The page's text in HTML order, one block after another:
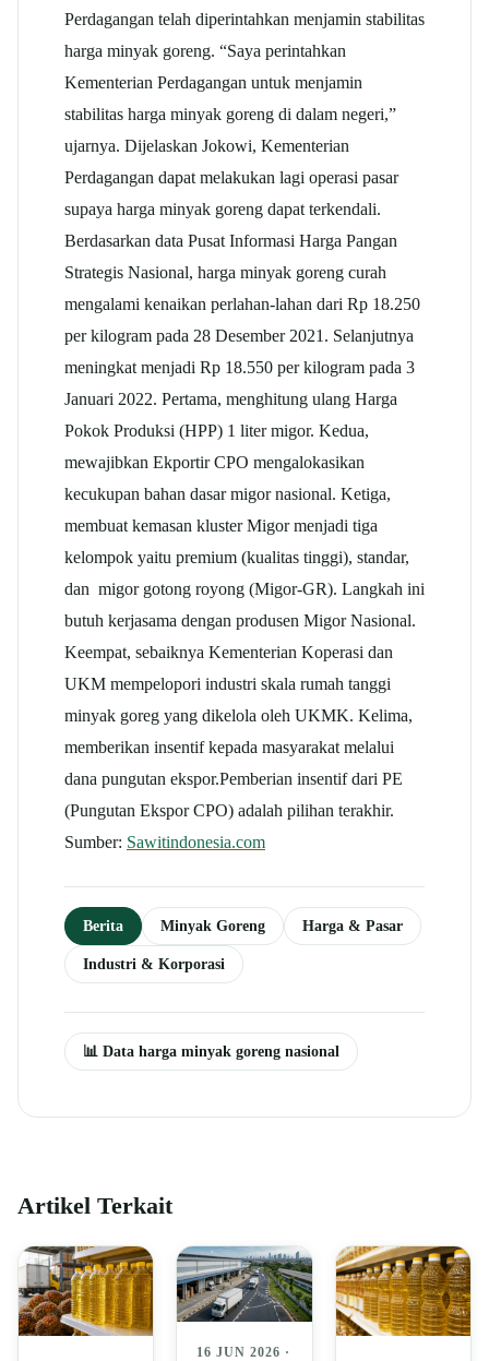
Perdagangan telah diperintahkan menjamin stabilitas
harga minyak goreng. “Saya perintahkan
Kementerian Perdagangan untuk menjamin
stabilitas harga minyak goreng di dalam negeri,”
ujarnya. Dijelaskan Jokowi, Kementerian
Perdagangan dapat melakukan lagi operasi pasar
supaya harga minyak goreng dapat terkendali.
Berdasarkan data Pusat Informasi Harga Pangan
Strategis Nasional, harga minyak goreng curah
mengalami kenaikan perlahan-lahan dari Rp 18.250
per kilogram pada 28 Desember 2021. Selanjutnya
meningkat menjadi Rp 18.550 per kilogram pada 3
Januari 2022. Pertama, menghitung ulang Harga
Pokok Produksi (HPP) 1 liter migor. Kedua,
mewajibkan Ekportir CPO mengalokasikan
kecukupan bahan dasar migor nasional. Ketiga,
membuat kemasan kluster Migor menjadi tiga
kelompok yaitu premium (kualitas tinggi), standar,
dan migor gotong royong (Migor-GR). Langkah ini
butuh kerjasama dengan produsen Migor Nasional.
Keempat, sebaiknya Kementerian Koperasi dan
UKM mempelopori industri skala rumah tanggi
minyak goreg yang dikelola oleh UKMK. Kelima,
memberikan insentif kepada masyarakat melalui
dana pungutan ekspor.Pemberian insentif dari PE
(Pungutan Ekspor CPO) adalah pilihan terakhir.
Sumber: Sawitindonesia.com
Berita Minyak Goreng Harga & Pasar
Industri & Korporasi
📊 Data harga minyak goreng nasional
Artikel Terkait
16 JUN 2026 ·